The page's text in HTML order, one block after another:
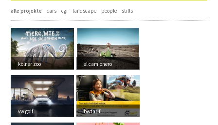
alle projekte cars cgi landscape people stills
kölner zoo el camionero
vw golf bwtarif